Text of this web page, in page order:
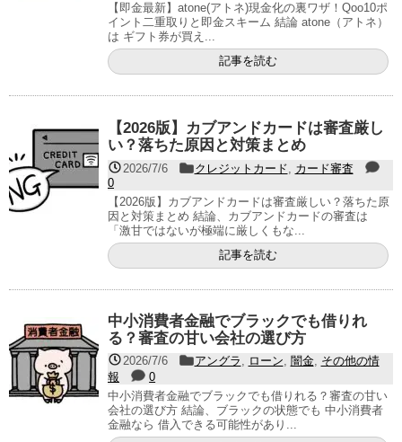
【即金最新】atone(アトネ)現金化の裏ワザ！Qoo10ポ
イント二重取りと即金スキーム 結論 atone（アトネ）
は ギフト券が買え...
記事を読む
【2026版】カブアンドカードは審査厳し
い？落ちた原因と対策まとめ
2026/7/6 クレジットカード
カード審査
0
【2026版】カブアンドカードは審査厳しい？落ちた原
因と対策まとめ 結論、カブアンドカードの審査は
「激甘ではないが極端に厳しくもな...
記事を読む
中小消費者金融でブラックでも借りれ
る？審査の甘い会社の選び方
2026/7/6 アングラ , ローン, 闇金, その他の情
報
0
中小消費者金融でブラックでも借りれる？審査の甘い
会社の選び方 結論、ブラックの状態でも 中小消費者
金融なら 借入できる可能性があり...